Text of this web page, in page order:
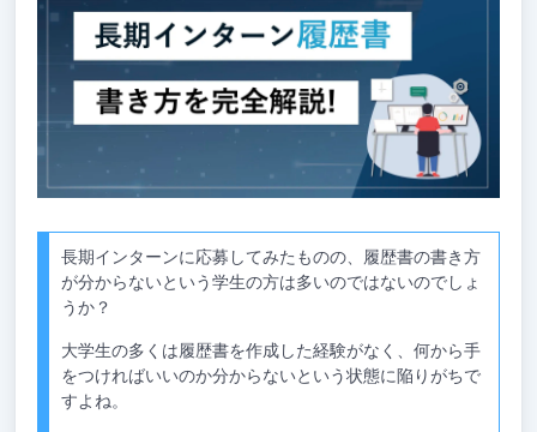
長期インターンに応募してみたものの、履歴書の書き方
が分からないという学生の方は多いのではないのでしょ
うか？
大学生の多くは履歴書を作成した経験がなく、何から手
をつければいいのか分からないという状態に陥りがちで
すよね。